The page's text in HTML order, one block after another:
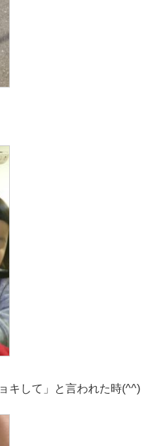
キして」と言われた時(^^)